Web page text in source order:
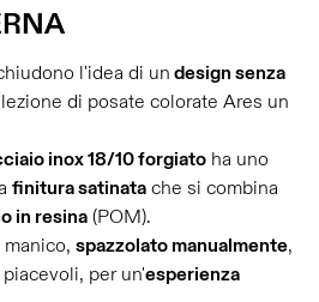
l'idea di undesign senza
di posate colorate Ares un
inox 18/10 forgiato ha uno
finitura satinata che si combina
in resina(POM).
spazzolato manualmente,
per un'esperienza